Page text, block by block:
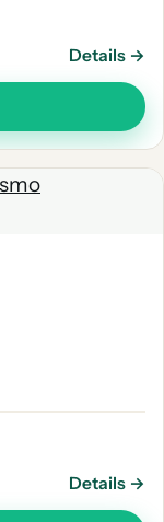
Details →
Details →